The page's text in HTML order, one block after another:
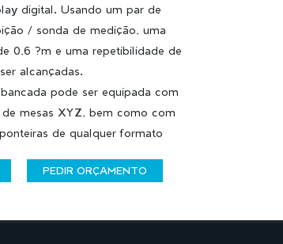
digital. Usando um par de
/ sonda de medição, uma
0,6 ?m e uma repetibilidade de
alcançadas.
pode ser equipada com
mesas XYZ, bem como com
de qualquer formato
PEDIR ORÇAMENTO